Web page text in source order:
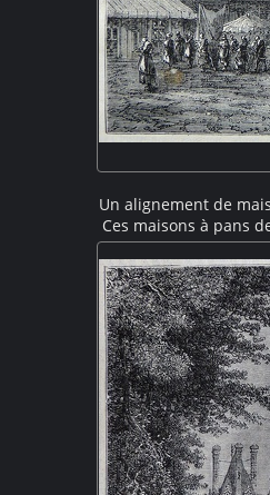
Un alignement de
Ces maisons à pans
par leurs grands
Les toits